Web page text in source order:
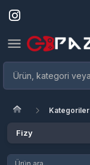
Kategoriler
Fizy